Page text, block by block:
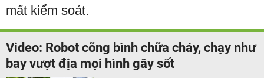
mất kiểm soát.
Video: Robot cõng bình chữa cháy, chạy như
bay vượt địa mọi hình gây sốt